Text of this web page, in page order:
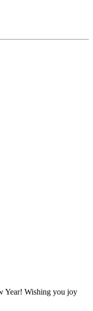
Year! Wishing you joy